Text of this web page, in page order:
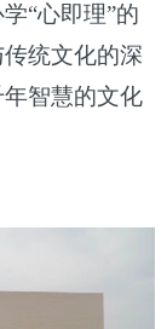
“心即理”的
统文化的深
智慧的文化